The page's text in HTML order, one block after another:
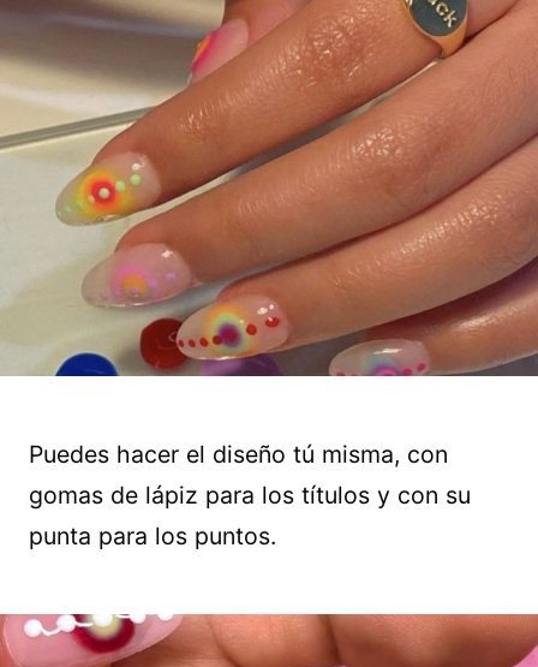
Puedes hacer el diseño tú misma, con
gomas de lápiz para los títulos y con su
punta para los puntos.